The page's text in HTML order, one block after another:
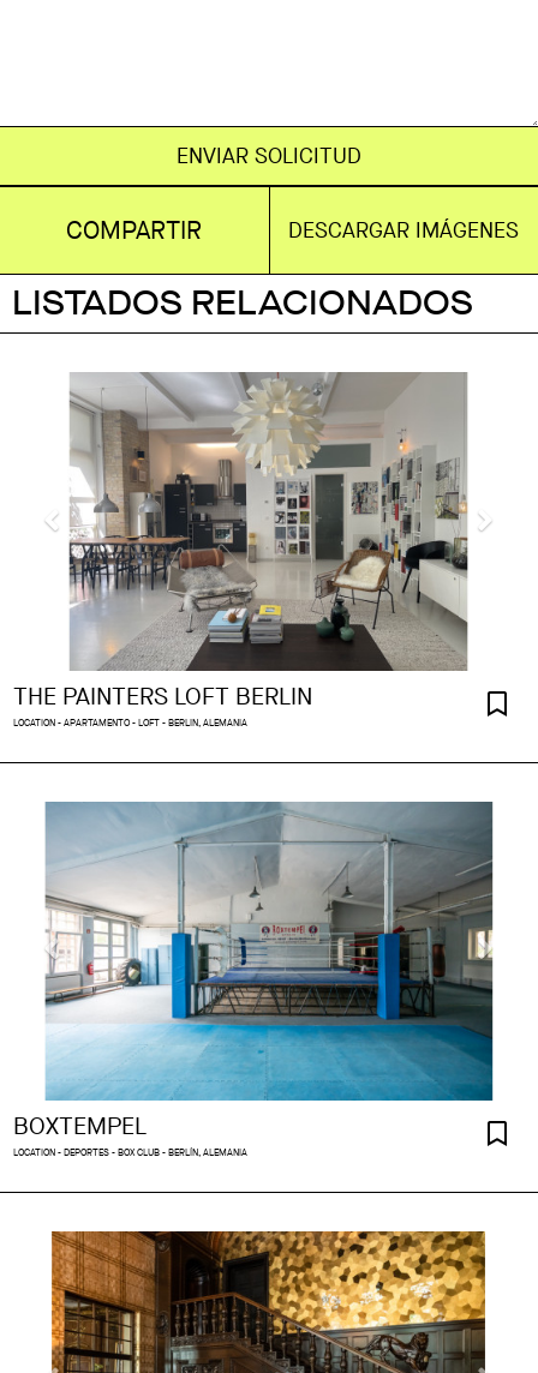
ENVIAR SOLICITUD
COMPARTIR DESCARGAR IMÁGENES
LISTADOS RELACIONADOS
THE PAINTERS LOFT BERLIN
LOCATION - APARTAMENTO - LOFT - BERLIN, ALEMANIA
BOXTEMPEL
LOCATION - DEPORTES - BOX CLUB - BERLÍN, ALEMANIA